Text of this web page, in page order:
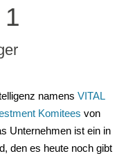
namens VITAL
Komitees von
Unternehmen ist ein in
den es heute noch gibt